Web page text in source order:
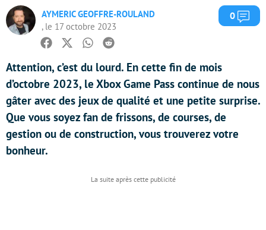
AYMERIC GEOFFRE-ROULAND
, le 17 octobre 2023
0
Facebook
TwitterWhatsapp
Reddit
Attention, c’est du lourd. En cette fin de mois
d’octobre 2023, le Xbox Game Pass continue de nous
gâter avec des jeux de qualité et une petite surprise.
Que vous soyez fan de frissons, de courses, de
gestion ou de construction, vous trouverez votre
bonheur.